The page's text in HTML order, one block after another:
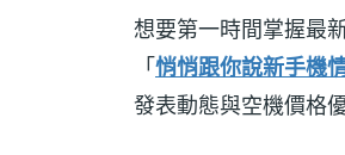
想要第一時間掌握最
「悄悄跟你說新手機
發表動態與空機價格